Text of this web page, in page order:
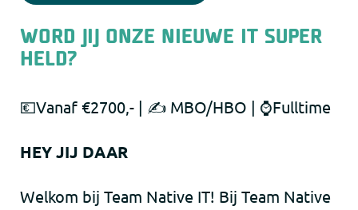
WORD JIJ ONZE NIEUWE IT SUPER
HELD?
​💶Vanaf €2700,- | ✍ MBO/HBO | ⌚Fulltime
HEY JIJ DAAR
Welkom bij Team Native IT! Bij Team Native